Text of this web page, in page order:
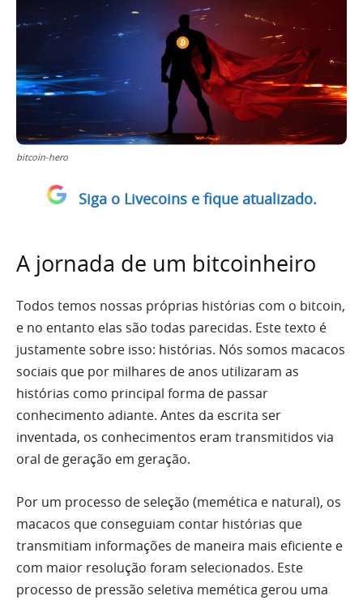
bitcoin-hero
Siga o Livecoins e fique atualizado.
A jornada de um bitcoinheiro
Todos temos nossas próprias histórias com o bitcoin,
e no entanto elas são todas parecidas. Este texto é
justamente sobre isso: histórias. Nós somos macacos
sociais que por milhares de anos utilizaram as
histórias como principal forma de passar
conhecimento adiante. Antes da escrita ser
inventada, os conhecimentos eram transmitidos via
oral de geração em geração.
Por um processo de seleção (memética e natural), os
macacos que conseguiam contar histórias que
transmitiam informações de maneira mais eficiente e
com maior resolução foram selecionados. Este
processo de pressão seletiva memética gerou uma